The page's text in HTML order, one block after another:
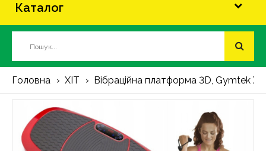
Каталог
Головна ХІТ Вібраційна платформа 3D, Gymtek